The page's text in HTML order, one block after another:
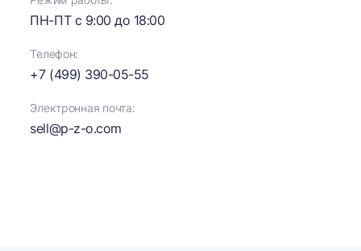
ПН-ПТ с 9:00 до 18:00
Телефон:
+7 (499) 390-05-55
Электронная почта:
sell@p-z-o.com